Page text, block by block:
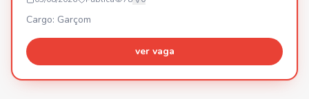
Cargo: Garçom
ver vaga